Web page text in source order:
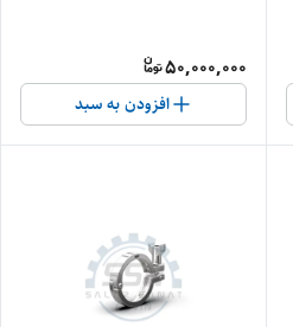
50,000,000
افزودن به سبد